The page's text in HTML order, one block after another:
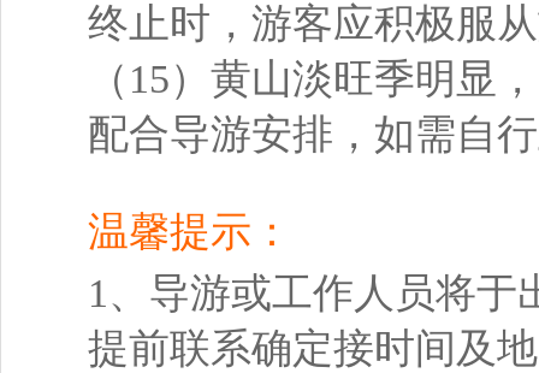
终止时，游客应积极服
（15）黄山淡旺季明显
配合导游安排，如需自
温馨提示：
1、导游或工作人员将于
提前联系确定接时间及